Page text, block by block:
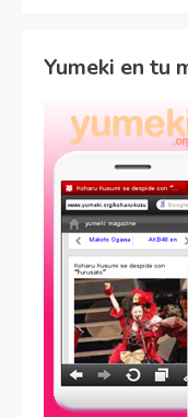
Yumeki en tu